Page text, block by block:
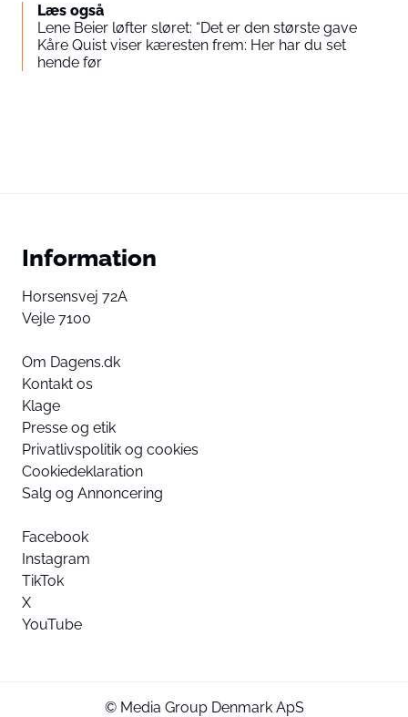
Læs også
Lene Beier løfter sløret: “Det er den største gave
Kåre Quist viser kæresten frem: Her har du set
hende før
Information
Horsensvej 72A
Vejle 7100
Om Dagens.dk
Kontakt os
Klage
Presse og etik
Privatlivspolitik og cookies
Cookiedeklaration
Salg og Annoncering
Facebook
Instagram
TikTok
X
YouTube
© Media Group Denmark ApS